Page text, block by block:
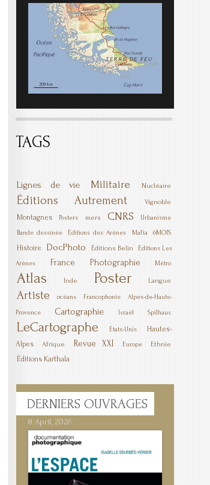
TAGS
Lignes de vie Militaire Nucléaire
Éditions Autrement Vignoble
Montagnes Posters mers CNRS Urbanisme
Bande dessinée Éditions des Arènes Mafia 6MOIS
Histoire DocPhoto Éditions Belin Éditions Les
Arènes France Photographie Métro
Atlas Inde Poster Langue
Artiste océans Francophonie Alpes-de-Haute-
Provence Cartographie Israël Spilhaus
LeCartographe États-Unis
Hautes-
Alpes
Afrique Revue XXI Europe Ethnie
Éditions Karthala
DERNIERS OUVRAGES
8 April, 2026